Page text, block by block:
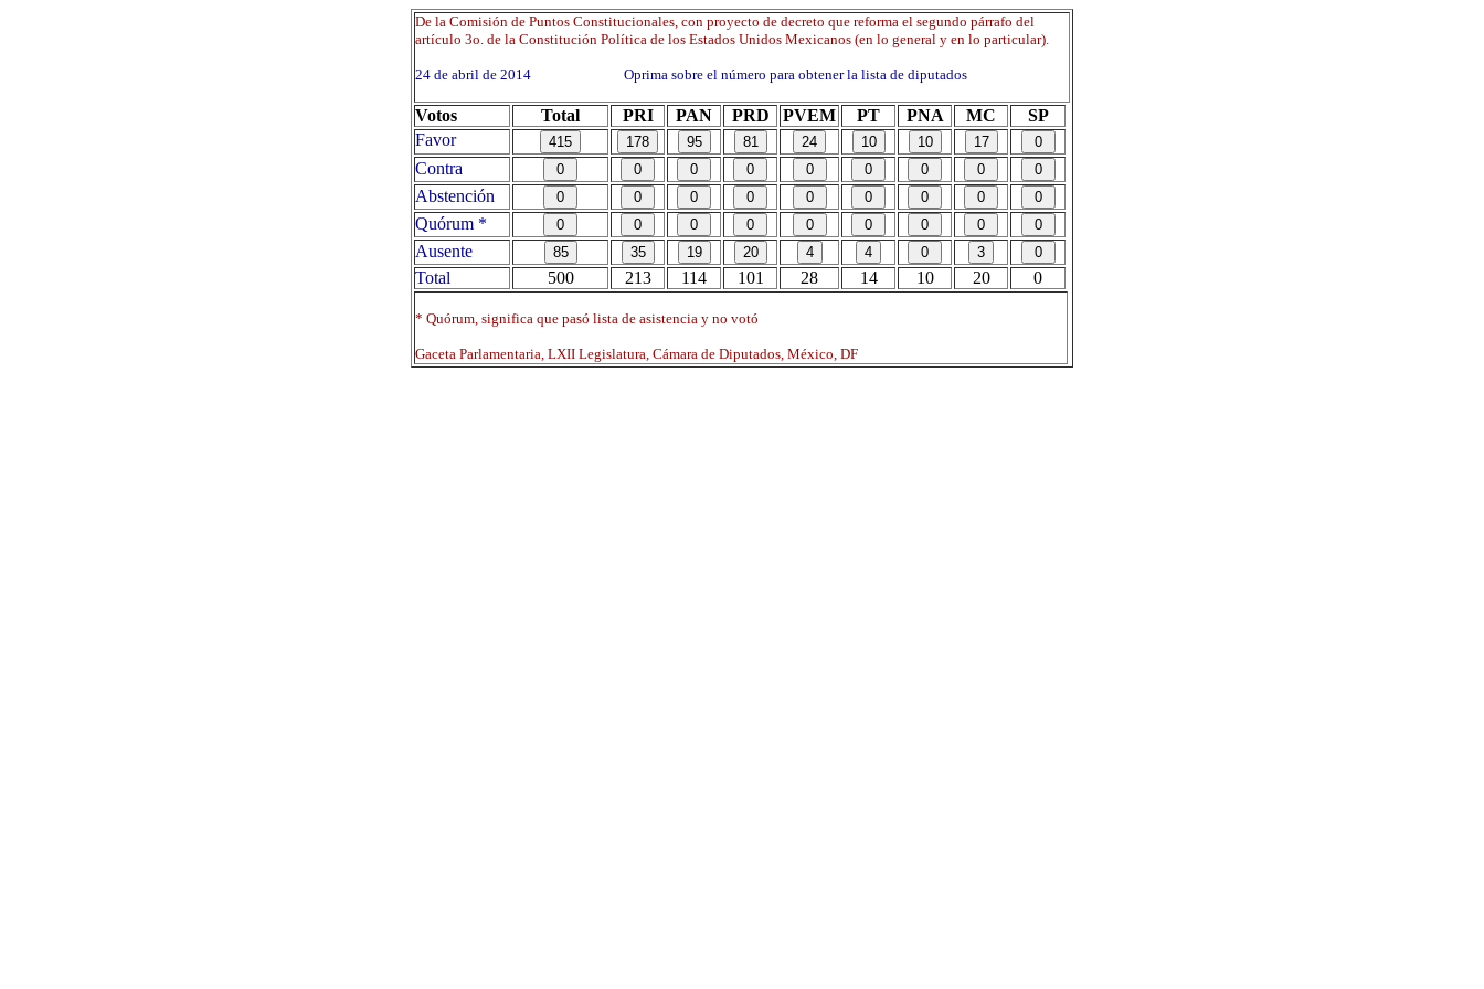
De la Comisión de Puntos Constitucionales, con proyecto de decreto que reforma el segundo párrafo del
artículo 3o. de la Constitución Política de los Estados Unidos Mexicanos (en lo general y en lo particular).
24 de abril de 2014 Oprima sobre el número para obtener la lista de diputados
Votos Total PRI PAN PRD PVEM PT PNA MC
SP
Favor
Contra
Abstención
Quórum *
Ausente
Total
500 213 114 101 28 14 10 20 0
* Quórum, significa que pasó lista de asistencia y no votó
Gaceta Parlamentaria, LXII Legislatura, Cámara de Diputados, México, DF